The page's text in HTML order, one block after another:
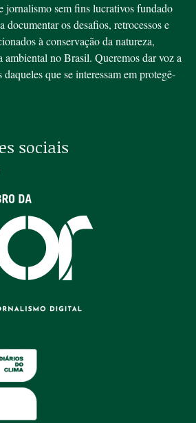
jornalismo sem fins lucrativos fundado
documentar os desafios, retrocessos e
à conservação da natureza,
no Brasil. Queremos dar voz a
que se interessam em protegê-
sociais